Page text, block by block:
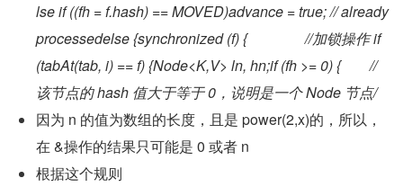
lse if ((fh = f.hash) == MOVED)advance = true; // already
processedelse {synchronized (f) {                //加锁操作 if
(tabAt(tab, i) == f) {Node<K,V> ln, hn;if (fh >= 0) {        //
该节点的 hash 值大于等于 0，说明是一个 Node 节点/
因为 n 的值为数组的长度，且是 power(2,x)的，所以，
在 &操作的结果只可能是 0 或者 n
根据这个规则